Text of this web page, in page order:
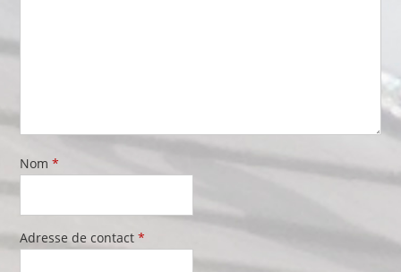
Nom*
Adresse de contact*